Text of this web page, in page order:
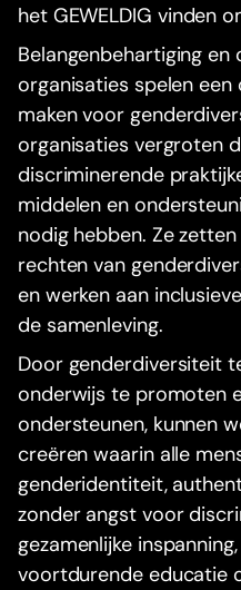
het GEWELDIG vinden
Belangenbehartiging en
organisaties spelen
maken voor
organisaties vergroten
discriminerende
middelen en
nodig hebben. Ze
rechten van
en werken aan
de samenleving.
Door genderdiversiteit
onderwijs te promoten
ondersteunen, kunnen
creëren waarin alle
genderidentiteit,
zonder angst voor
gezamenlijke
voortdurende educatie